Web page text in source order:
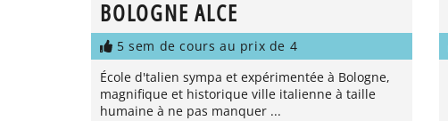
BOLOGNE ALCE
5 sem de cours au prix de 4
École d'talien sympa et expérimentée à Bologne,
magnifique et historique ville italienne à taille
humaine à ne pas manquer ...